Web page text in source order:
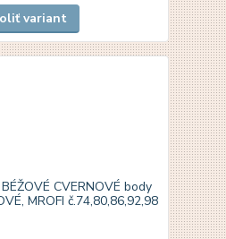
variant